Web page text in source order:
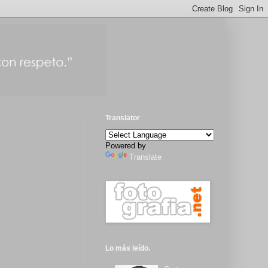
Translator
Powered by
Translate
Lo más leído.